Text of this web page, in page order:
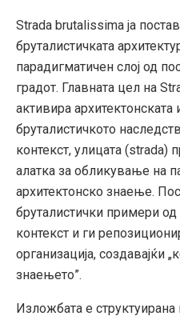
Strada brutalissima ја
бруталистичката
парадигматичен слој од
градот. Главната цел на
активира архитектонската
бруталистичкото
контекст, улицата (strada)
алатка за обликување на
архитектонско знаење.
бруталистички примери
контекст и ги
организација, создавајќи
знаењето”.
Изложбата е